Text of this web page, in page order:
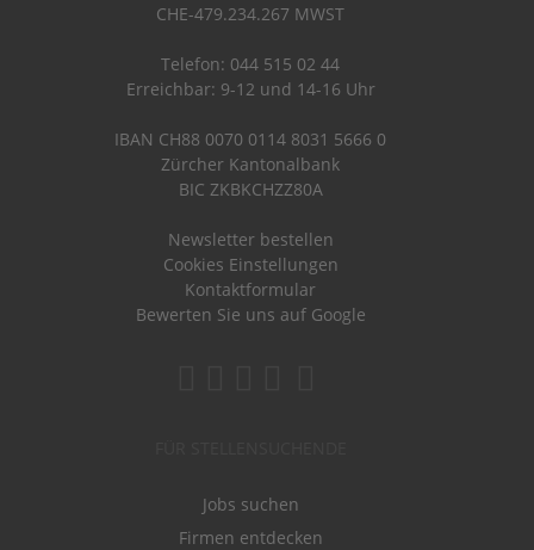
CHE-479.234.267 MWST
Telefon: 044 515 02 44
Erreichbar: 9-12 und 14-16 Uhr
IBAN CH88 0070 0114 8031 5666 0
Zürcher Kantonalbank
BIC ZKBKCHZZ80A
Newsletter bestellen
Cookies Einstellungen
Kontaktformular
Bewerten Sie uns auf Google
Jobs suchen
Firmen entdecken